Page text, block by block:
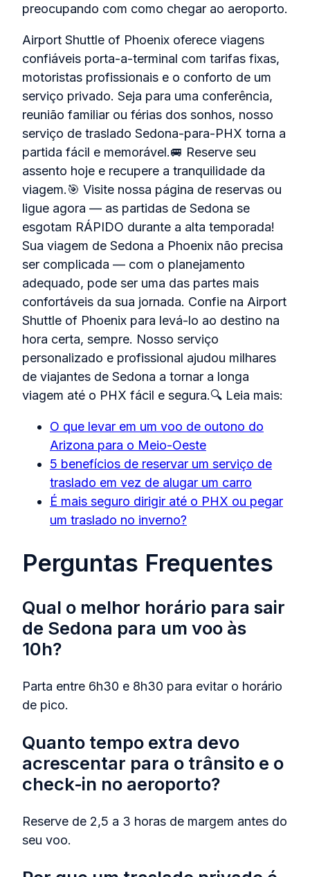
preocupando com como chegar ao aeroporto.
Airport Shuttle of Phoenix oferece viagens
confiáveis porta‑a‑terminal com tarifas fixas,
motoristas profissionais e o conforto de um
serviço privado. Seja para uma conferência,
reunião familiar ou férias dos sonhos, nosso
serviço de traslado Sedona‑para‑PHX torna a
partida fácil e memorável.🚐 Reserve seu
assento hoje e recupere a tranquilidade da
viagem.🎯 Visite nossa página de reservas ou
ligue agora — as partidas de Sedona se
esgotam RÁPIDO durante a alta temporada!
Sua viagem de Sedona a Phoenix não precisa
ser complicada — com o planejamento
adequado, pode ser uma das partes mais
confortáveis da sua jornada. Confie na Airport
Shuttle of Phoenix para levá‑lo ao destino na
hora certa, sempre. Nosso serviço
personalizado e profissional ajudou milhares
de viajantes de Sedona a tornar a longa
viagem até o PHX fácil e segura.🔍 Leia mais:
O que levar em um voo de outono do
Arizona para o Meio‑Oeste
5 benefícios de reservar um serviço de
traslado em vez de alugar um carro
É mais seguro dirigir até o PHX ou pegar
um traslado no inverno?
Perguntas Frequentes
Qual o melhor horário para sair
de Sedona para um voo às
10h?
Parta entre 6h30 e 8h30 para evitar o horário
de pico.
Quanto tempo extra devo
acrescentar para o trânsito e o
check‑in no aeroporto?
Reserve de 2,5 a 3 horas de margem antes do
seu voo.